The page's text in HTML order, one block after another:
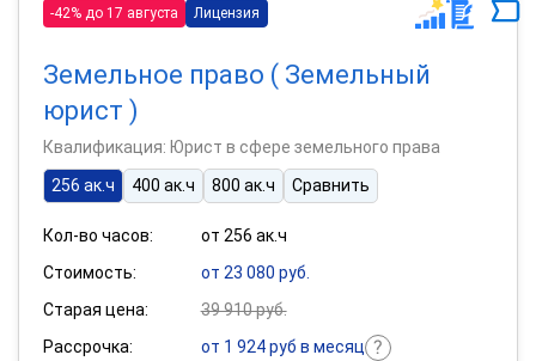
-42% до 17 августа Лицензия
Земельное право ( Земельный
юрист )
Квалификация: Юрист в сфере земельного права
256 ак.ч
400 ак.ч 800 ак.ч Сравнить
Кол-во часов:
от 256 ак.ч
Стоимость:
от 23 080 руб.
Старая цена:
39 910 руб.
Рассрочка:
от 1 924 руб в месяц